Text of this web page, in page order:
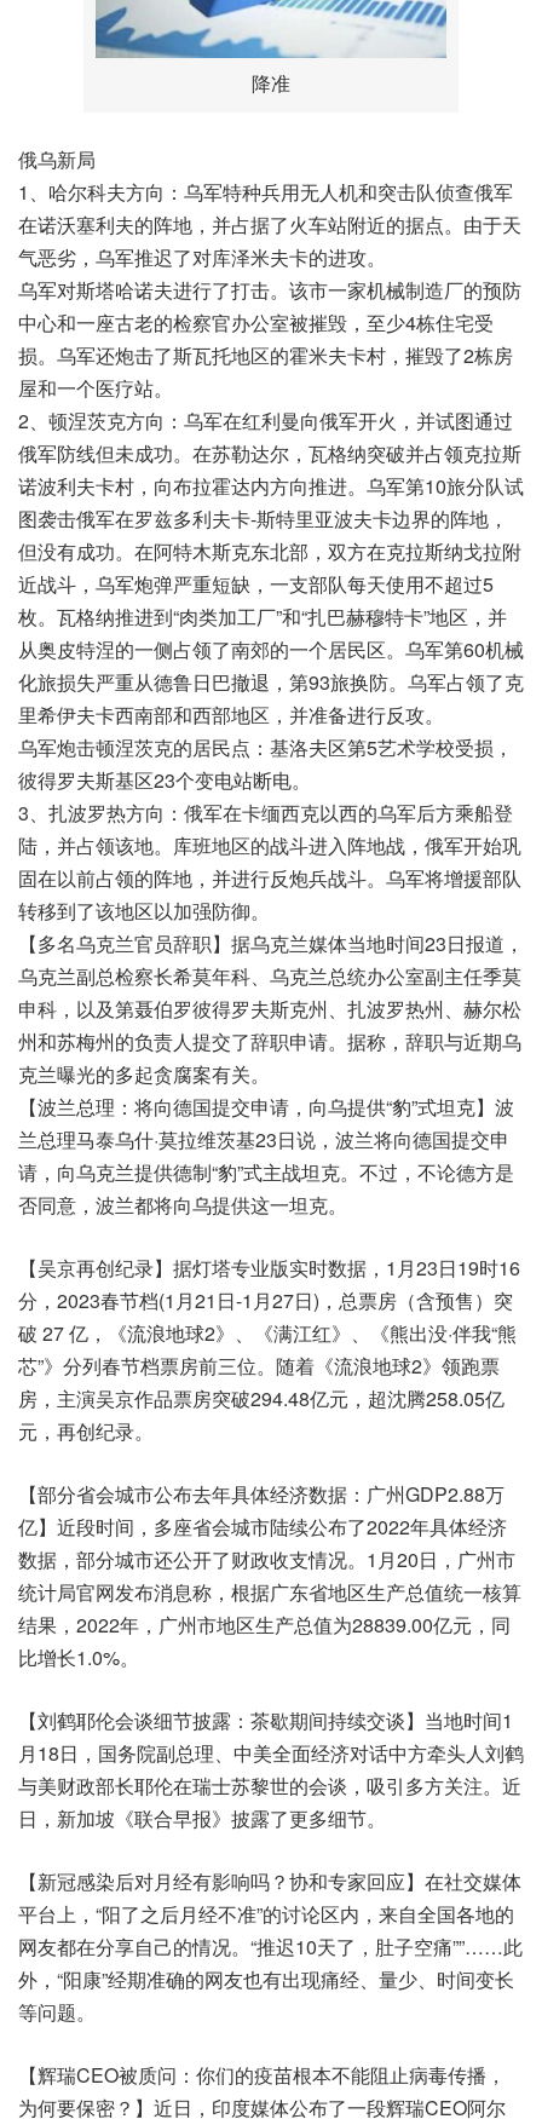
降准
俄乌新局
1、哈尔科夫方向：乌军特种兵用无人机和突击队侦查俄军
在诺沃塞利夫的阵地，并占据了火车站附近的据点。由于天
气恶劣，乌军推迟了对库泽米夫卡的进攻。
乌军对斯塔哈诺夫进行了打击。该市一家机械制造厂的预防
中心和一座古老的检察官办公室被摧毁，至少4栋住宅受
损。乌军还炮击了斯瓦托地区的霍米夫卡村，摧毁了2栋房
屋和一个医疗站。
2、顿涅茨克方向：乌军在红利曼向俄军开火，并试图通过
俄军防线但未成功。在苏勒达尔，瓦格纳突破并占领克拉斯
诺波利夫卡村，向布拉霍达内方向推进。乌军第10旅分队试
图袭击俄军在罗兹多利夫卡-斯特里亚波夫卡边界的阵地，
但没有成功。在阿特木斯克东北部，双方在克拉斯纳戈拉附
近战斗，乌军炮弹严重短缺，一支部队每天使用不超过5
枚。瓦格纳推进到“肉类加工厂”和“扎巴赫穆特卡”地区，并
从奥皮特涅的一侧占领了南郊的一个居民区。乌军第60机械
化旅损失严重从德鲁日巴撤退，第93旅换防。乌军占领了克
里希伊夫卡西南部和西部地区，并准备进行反攻。
乌军炮击顿涅茨克的居民点：基洛夫区第5艺术学校受损，
彼得罗夫斯基区23个变电站断电。
3、扎波罗热方向：俄军在卡缅西克以西的乌军后方乘船登
陆，并占领该地。库班地区的战斗进入阵地战，俄军开始巩
固在以前占领的阵地，并进行反炮兵战斗。乌军将增援部队
转移到了该地区以加强防御。
【多名乌克兰官员辞职】据乌克兰媒体当地时间23日报道，
乌克兰副总检察长希莫年科、乌克兰总统办公室副主任季莫
申科，以及第聂伯罗彼得罗夫斯克州、扎波罗热州、赫尔松
州和苏梅州的负责人提交了辞职申请。据称，辞职与近期乌
克兰曝光的多起贪腐案有关。
【波兰总理：将向德国提交申请，向乌提供“豹”式坦克】波
兰总理马泰乌什·莫拉维茨基23日说，波兰将向德国提交申
请，向乌克兰提供德制“豹”式主战坦克。不过，不论德方是
否同意，波兰都将向乌提供这一坦克。
【吴京再创纪录】据灯塔专业版实时数据，1月23日19时16
分，2023春节档(1月21日-1月27日)，总票房（含预售）突
破 27 亿，《流浪地球2》、《满江红》、《熊出没·伴我“熊
芯”》分列春节档票房前三位。随着《流浪地球2》领跑票
房，主演吴京作品票房突破294.48亿元，超沈腾258.05亿
元，再创纪录。
【部分省会城市公布去年具体经济数据：广州GDP2.88万
亿】近段时间，多座省会城市陆续公布了2022年具体经济
数据，部分城市还公开了财政收支情况。1月20日，广州市
统计局官网发布消息称，根据广东省地区生产总值统一核算
结果，2022年，广州市地区生产总值为28839.00亿元，同
比增长1.0%。
【刘鹤耶伦会谈细节披露：茶歇期间持续交谈】当地时间1
月18日，国务院副总理、中美全面经济对话中方牵头人刘鹤
与美财政部长耶伦在瑞士苏黎世的会谈，吸引多方关注。近
日，新加坡《联合早报》披露了更多细节。
【新冠感染后对月经有影响吗？协和专家回应】在社交媒体
平台上，“阳了之后月经不准”的讨论区内，来自全国各地的
网友都在分享自己的情况。“推迟10天了，肚子空痛””……此
外，“阳康”经期准确的网友也有出现痛经、量少、时间变长
等问题。
【辉瑞CEO被质问：你们的疫苗根本不能阻止病毒传播，
为何要保密？】近日，印度媒体公布了一段辉瑞CEO阿尔